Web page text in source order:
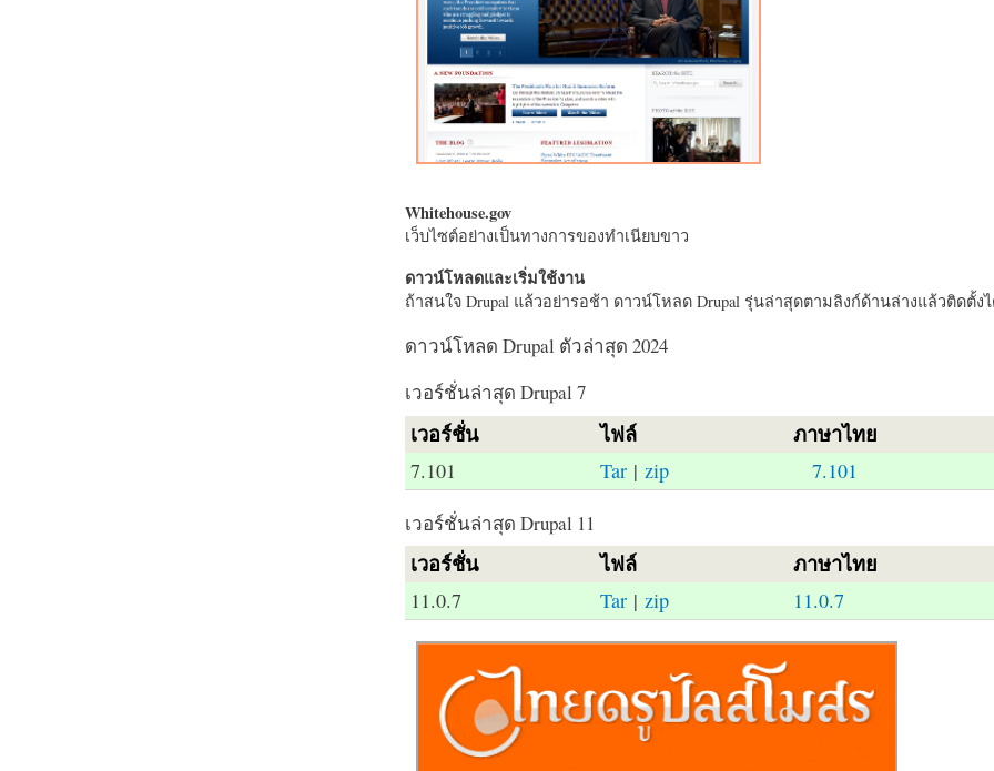
Whitehouse.gov
เว็บไซต์อย่างเป็นทางการของทำเนียบขาว
ดาวน์โหลดและเริ่มใช้งาน
ถ้าสนใจ Drupal แล้วอย่ารอช้า ดาวน์โหลด Drupal รุ่นล่าสุดตามลิงก์ด้านล่างแล้วติดตั้ง
ดาวน์โหลด Drupal ตัวล่าสุด 2024
เวอร์ชั่นล่าสุด Drupal 7
เวอร์ชั่น ไฟล์ ภาษาไทย
7.101 Tar| zip 7.101
เวอร์ชั่นล่าสุด Drupal 11
เวอร์ชั่น ไฟล์ ภาษาไทย
11.0.7 Tar| zip 11.0.7